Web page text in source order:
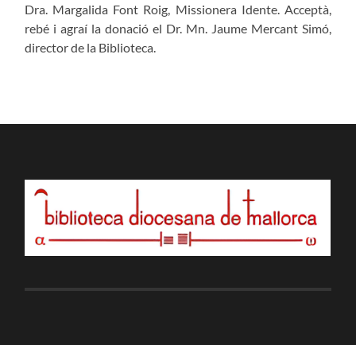
Dra. Margalida Font Roig, Missionera Idente. Acceptà,
rebé i agraí la donació el Dr. Mn. Jaume Mercant Simó,
director de la Biblioteca.